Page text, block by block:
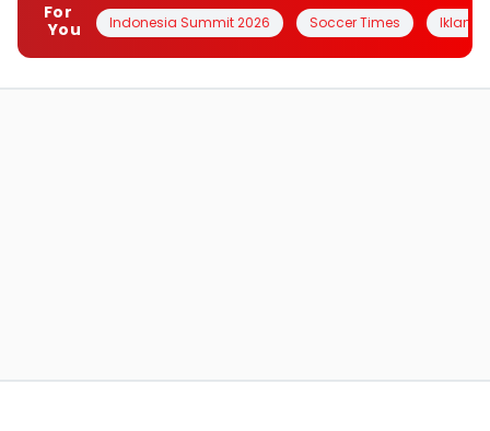
For
You
Indonesia Summit 2026 Soccer Times Iklanin